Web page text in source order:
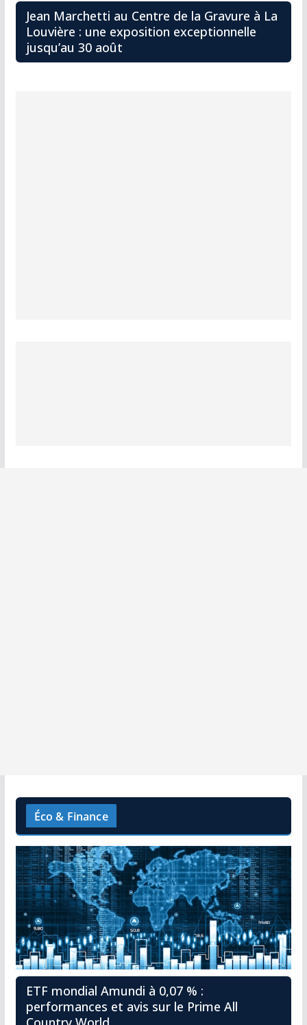
Jean Marchetti au Centre de la Gravure à La
Louvière : une exposition exceptionnelle
jusqu’au 30 août
Éco & Finance
ETF mondial Amundi à 0,07 % :
performances et avis sur le Prime All